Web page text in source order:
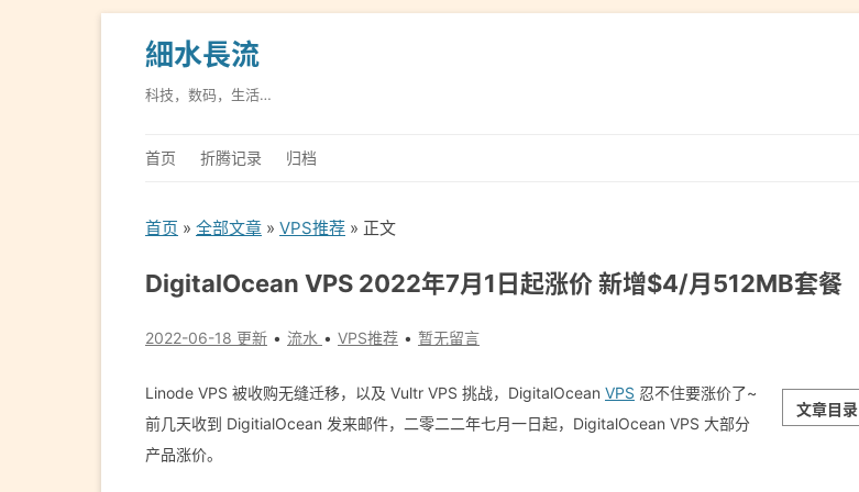
細水長流
科技，数码，生活…
首页 折腾记录 归档
首页 » 全部文章 » VPS推荐 » 正文
DigitalOcean VPS 2022年7月1日起涨价 新增$4/月512MB套餐
2022-06-18 更新 流水 VPS推荐 暂无留言
文章目录
Linode VPS 被收购无缝迁移，以及 Vultr VPS 挑战，DigitalOcean VPS 忍不住要涨价了~
前几天收到 DigitialOcean 发来邮件，二零二二年七月一日起，DigitalOcean VPS 大部分
产品涨价。